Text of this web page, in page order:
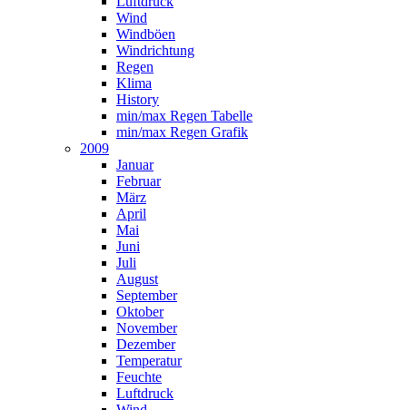
Wind
Windböen
Windrichtung
Regen
Klima
History
min/max Regen Tabelle
min/max Regen Grafik
2009
Januar
Februar
März
April
Mai
Juni
Juli
August
September
Oktober
November
Dezember
Temperatur
Feuchte
Luftdruck